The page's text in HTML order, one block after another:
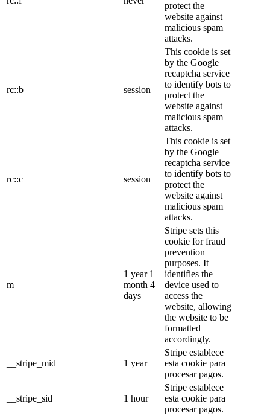
protect the
website against
malicious spam
attacks.
rc::b session
This cookie is set
by the Google
recaptcha service
to identify bots to
protect the
website against
malicious spam
attacks.
rc::c session
This cookie is set
by the Google
recaptcha service
to identify bots to
protect the
website against
malicious spam
attacks.
m
1 year 1
month 4
days
Stripe sets this
cookie for fraud
prevention
purposes. It
identifies the
device used to
access the
website, allowing
the website to be
formatted
accordingly.
__stripe_mid 1 year
Stripe establece
esta cookie para
procesar pagos.
__stripe_sid 1 hour
Stripe establece
esta cookie para
procesar pagos.